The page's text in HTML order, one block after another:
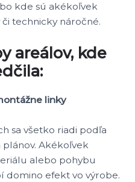
kde sú akékoľvek
technicky náročné.
areálov, kde
linky
sa všetko riadi podľa
plánov. Akékoľvek
alebo pohybu
domino efekt vo výrobe.